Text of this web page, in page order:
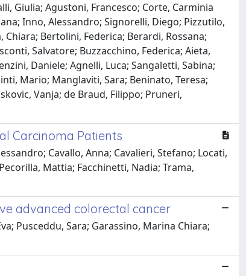
Giulia; Agustoni, Francesco; Corte, Carminia
Inno, Alessandro; Signorelli, Diego; Pizzutilo,
Bertolini, Federica; Berardi, Rossana;
Salvatore; Buzzacchino, Federica; Aieta,
Daniele; Agnelli, Luca; Sangaletti, Sabina;
Mario; Manglaviti, Sara; Beninato, Teresa;
Vanja; de Braud, Filippo; Pruneri,
Carcinoma Patients
Cavallo, Anna; Cavalieri, Stefano; Locati,
Mattia; Facchinetti, Nadia; Trama,
advanced colorectal cancer
Pusceddu, Sara; Garassino, Marina Chiara;